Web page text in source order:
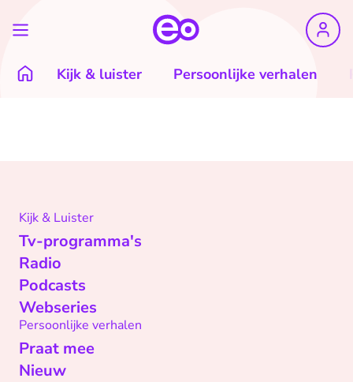
Kijk & luister Persoonlijke verhalen
Kijk & Luister
Tv-programma's
Radio
Podcasts
Webseries
Persoonlijke verhalen
Praat mee
Nieuw